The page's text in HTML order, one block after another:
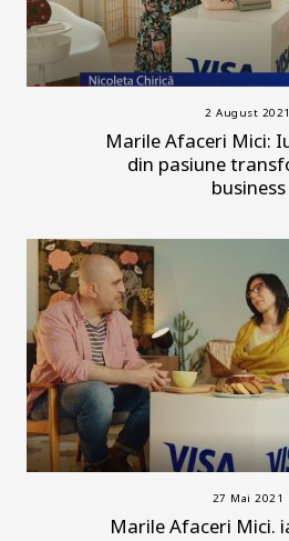
2 August 2021
Marile Afaceri Mici:
din pasiune
business
27 Mai 2021
Marile Afaceri Mici.